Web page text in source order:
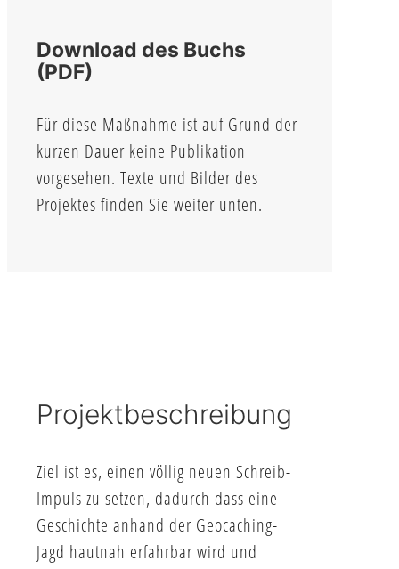
Download des Buchs
(PDF)
Für diese Maßnahme ist auf Grund der
kurzen Dauer keine Publikation
vorgesehen. Texte und Bilder des
Projektes finden Sie weiter unten.
Projektbeschreibung
Ziel ist es, einen völlig neuen Schreib-
Impuls zu setzen, dadurch dass eine
Geschichte anhand der Geocaching-
Jagd hautnah erfahrbar wird und